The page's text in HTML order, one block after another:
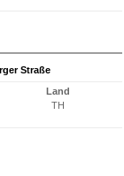
Straße
Land
TH